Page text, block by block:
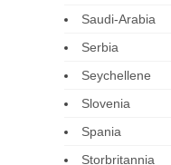
Saudi-Arabia
Serbia
Seychellene
Slovenia
Spania
Storbritannia